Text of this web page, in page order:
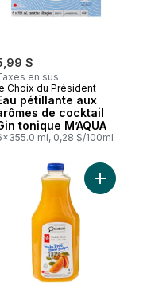
$
en sus
Choix du Président
pétillante aux
de cocktail
tonique M’AQUA
ml, 0,28 $/100ml
avec pulpe au
Ajouter